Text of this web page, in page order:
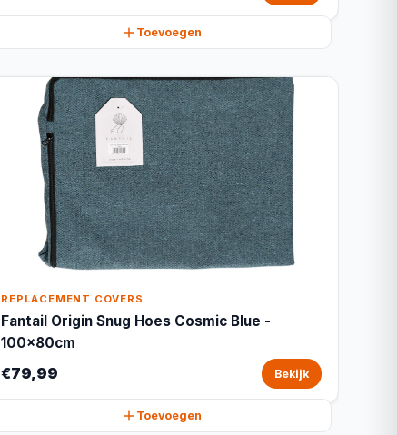
Toevoegen
REPLACEMENT COVERS
Fantail Origin Snug Hoes Cosmic Blue -
100x80cm
€79,99 Bekijk
Toevoegen